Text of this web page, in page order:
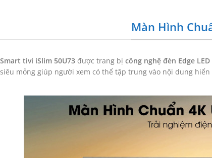
Màn Hình
Smart tivi iSlim 50U73 được trang bị công nghệ đèn Edge LED
siêu mỏng giúp người xem có thể tập trung vào nội dung